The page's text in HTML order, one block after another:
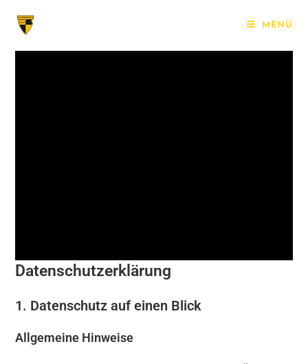
MENÜ
Datenschutz­erklärung
1. Datenschutz auf einen Blick
Allgemeine Hinweise